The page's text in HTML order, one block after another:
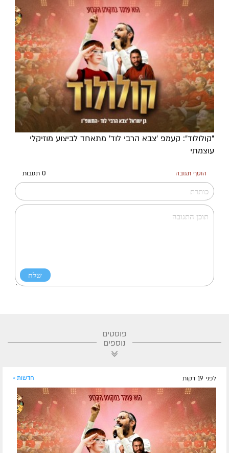
"קולולוד": קעמפ 'צבא הרבי לוד' מתאחד לביצוע מוזיקלי
עוצמתי
הוסף תגובה 0 תגובות
פוסטים
נוספים
לפני 19 דקות חדשות »